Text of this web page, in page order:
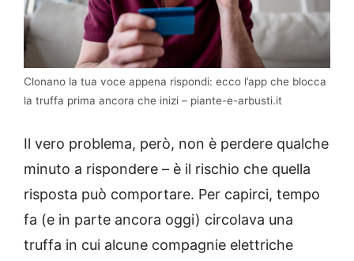
Clonano la tua voce appena rispondi: ecco l’app che blocca
la truffa prima ancora che inizi – piante-e-arbusti.it
Il vero problema, però, non è perdere qualche
minuto a rispondere – è il rischio che quella
risposta può comportare. Per capirci, tempo
fa (e in parte ancora oggi) circolava una
truffa in cui alcune compagnie elettriche